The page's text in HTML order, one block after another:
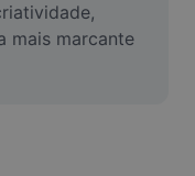
mais marcante